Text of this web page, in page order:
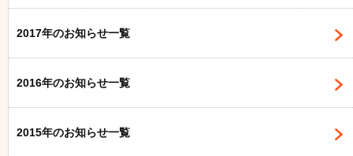
2017年のお知らせ一覧
2016年のお知らせ一覧
2015年のお知らせ一覧